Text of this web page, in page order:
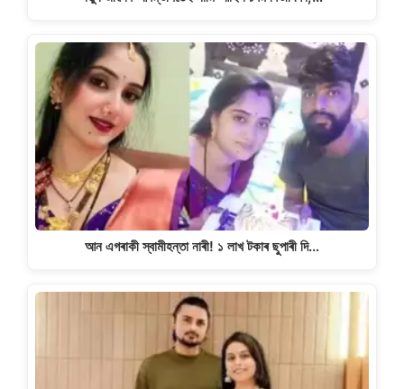
আন এগৰাকী স্বামীহন্তা নাৰী! ১ লাখ টকাৰ ছুপাৰী দি…